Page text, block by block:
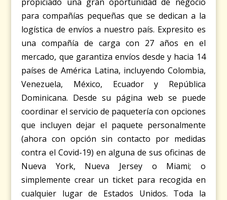
para compañías pequeñas que se dedican a la
logística de envíos a nuestro país. Expresito es
una compañía de carga con 27 años en el
mercado, que garantiza envíos desde y hacia 14
países de América Latina, incluyendo Colombia,
Venezuela, México, Ecuador y República
Dominicana. Desde su página web se puede
coordinar el servicio de paquetería con opciones
que incluyen dejar el paquete personalmente
(ahora con opción sin contacto por medidas
contra el Covid-19) en alguna de sus oficinas de
Nueva York, Nueva Jersey o Miami; o
simplemente crear un ticket para recogida en
cualquier lugar de Estados Unidos. Toda la